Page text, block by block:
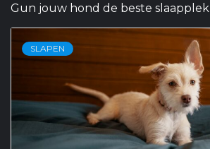
Gun jouw hond de beste slaapplek
SLAPEN